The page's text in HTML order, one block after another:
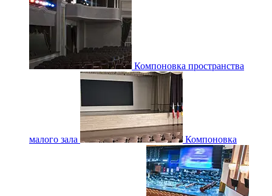
Компоновка пространства
малого зала Компоновка